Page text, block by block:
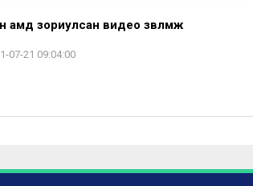
амд зориулсан видео зөвлөмж
07-21 09:04:00